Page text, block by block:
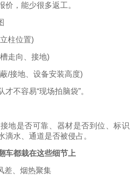
价，能少很多返工。
柱位置)
走向、接地)
/接地、设备安装高度)
不容易“现场拍脑袋”。
地是否可靠、器材是否到位、标识
滴水、通道是否被侵占。
车都栽在这些细节上
差、烟热聚集